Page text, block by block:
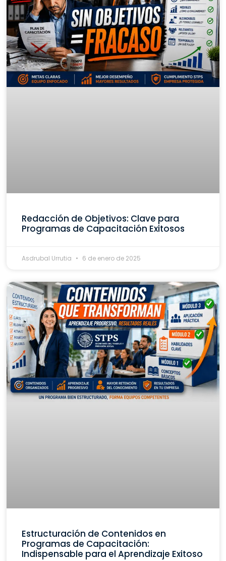
Redacción de Objetivos: Clave para
Programas de Capacitación Exitosos
Asdrubal Urrutia 6 de enero de 2025
Estructuración de Contenidos en
Programas de Capacitación:
Indispensable para el Aprendizaje Exitoso